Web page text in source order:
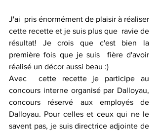
J'ai  pris énormément de plaisir à réaliser
cette recette et je suis plus que  ravie de
résultat! Je crois que c'est bien la
première fois que je suis  fière d'avoir
réalisé un décor aussi beau :)
Avec  cette recette je participe au
concours interne organisé par Dalloyau,
concours réservé aux employés de
Dalloyau. Pour celles et ceux qui ne le
savent pas, je suis directrice adjointe de